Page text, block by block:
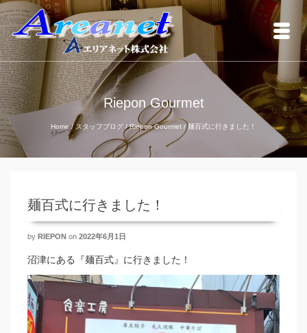
Riepon Gourmet
Home / スタッフブログ / Riepon Gourmet / 麺百式に行きました！
麺百式に行きました！
by RIEPON on 2022年6月1日
沼津にある『麺百式』に行きました！